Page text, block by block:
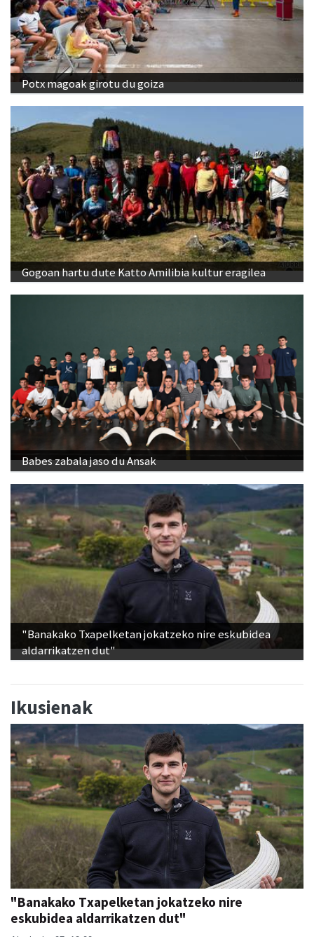
Potx magoak girotu du goiza
Gogoan hartu dute Katto Amilibia kultur eragilea
Babes zabala jaso du Ansak
"Banakako Txapelketan jokatzeko nire eskubidea
aldarrikatzen dut"
Ikusienak
"Banakako Txapelketan jokatzeko nire
eskubidea aldarrikatzen dut"